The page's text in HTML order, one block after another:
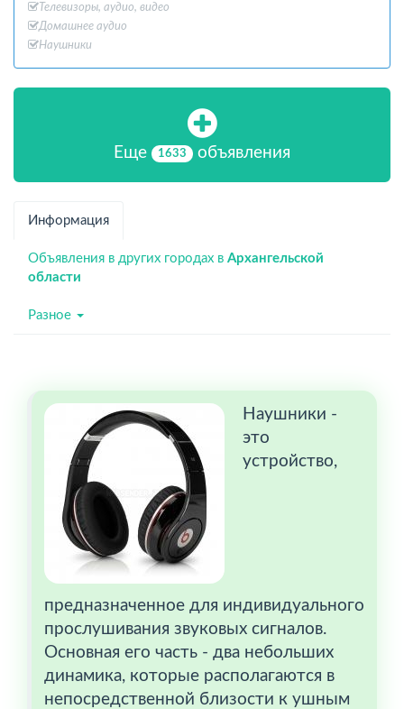
Телевизоры, аудио, видео
Домашнее аудио
Наушники
Еще 1633 объявления
Информация
Объявления в других городах в Архангельской
области
Разное
Наушники -
это
устройство,
предназначенное для индивидуального
прослушивания звуковых сигналов.
Основная его часть - два небольших
динамика, которые располагаются в
непосредственной близости к ушным